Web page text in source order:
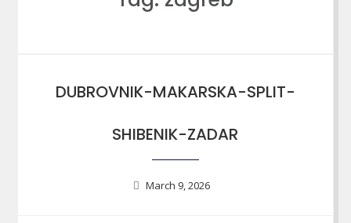
DUBROVNIK-MAKARSKA-SPLIT-
SHIBENIK-ZADAR
March 9, 2026